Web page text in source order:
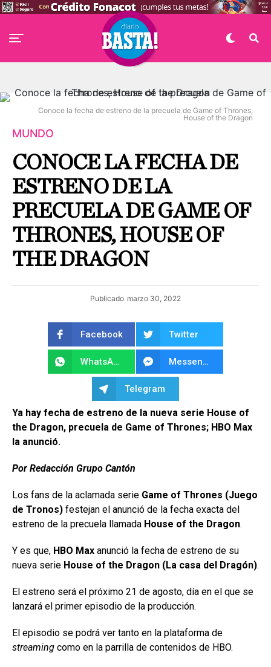
Conoce la fecha de estreno de la precuela de Game of Thrones,
House of the Dragon
MUNDO
CONOCE LA FECHA DE
ESTRENO DE LA
PRECUELA DE GAME OF
THRONES, HOUSE OF
THE DRAGON
Publicado marzo 30, 2022
Facebook Twitter
WhatsApp Messenger
Telegram
Ya hay fecha de estreno de la nueva serie House of
the Dragon, precuela de Game of Thrones; HBO Max
la anunció.
Por Redacción Grupo Cantón
Los fans de la aclamada serie Game of Thrones (Juego
de Tronos) festejan el anunció de la fecha exacta del
estreno de la precuela llamada House of the Dragon.
Y es que, HBO Max anunció la fecha de estreno de su
nueva serie House of the Dragon (La casa del Dragón).
El estreno será el próximo 21 de agosto, día en el que se
lanzará el primer episodio de la producción.
El episodio se podrá ver tanto en la plataforma de
streaming como en la parrilla de contenidos de HBO.